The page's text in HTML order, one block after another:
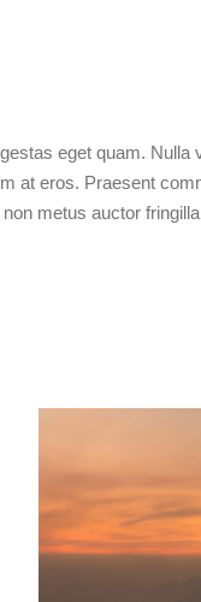
eget quam. Nulla
at eros. Praesent
metus auctor